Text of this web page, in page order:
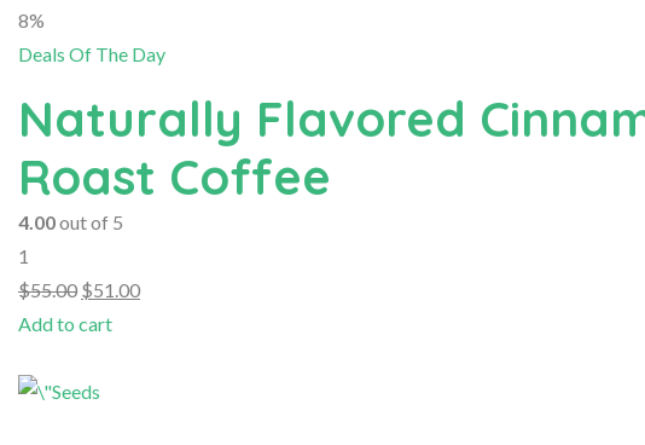
8%
Deals Of The Day
Naturally Flavored
Roast Coffee
4.00out of 5
1
$55.00 $51.00
Add to cart